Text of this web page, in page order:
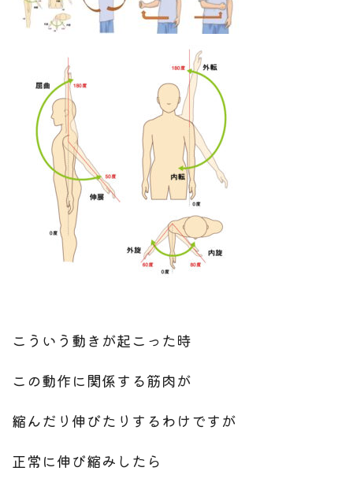
こういう動きが起こった時
この動作に関係する筋肉が
縮んだり伸びたりするわけですが
正常に伸び縮みしたら